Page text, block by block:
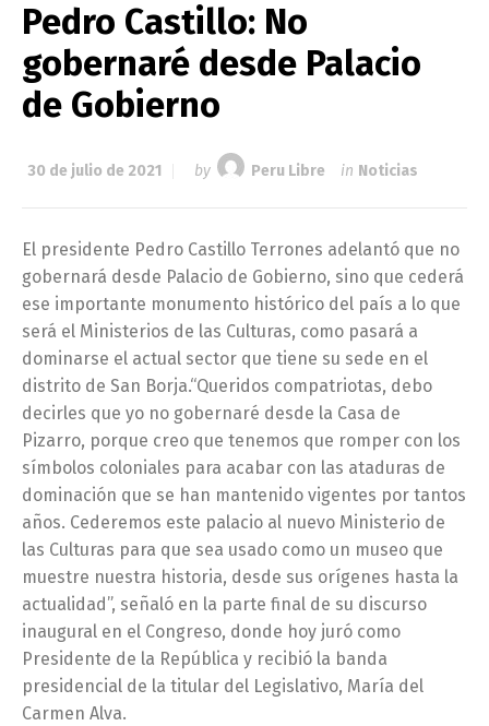
Pedro Castillo: No
gobernaré desde Palacio
de Gobierno
30 de julio de 2021 by Peru Libre in Noticias
El presidente Pedro Castillo Terrones adelantó que no
gobernará desde Palacio de Gobierno, sino que cederá
ese importante monumento histórico del país a lo que
será el Ministerios de las Culturas, como pasará a
dominarse el actual sector que tiene su sede en el
distrito de San Borja.“Queridos compatriotas, debo
decirles que yo no gobernaré desde la Casa de
Pizarro, porque creo que tenemos que romper con los
símbolos coloniales para acabar con las ataduras de
dominación que se han mantenido vigentes por tantos
años. Cederemos este palacio al nuevo Ministerio de
las Culturas para que sea usado como un museo que
muestre nuestra historia, desde sus orígenes hasta la
actualidad”, señaló en la parte final de su discurso
inaugural en el Congreso, donde hoy juró como
Presidente de la República y recibió la banda
presidencial de la titular del Legislativo, María del
Carmen Alva.